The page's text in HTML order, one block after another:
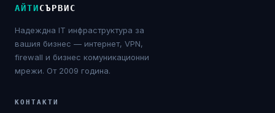
АЙТИСЪРВИС
Надеждна IT инфраструктура за
вашия бизнес — интернет, VPN,
firewall и бизнес комуникационни
мрежи. От 2009 година.
КОНТАКТИ